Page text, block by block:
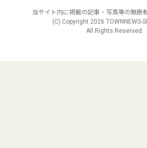
当サイト内に掲載の記事・写真等の無断
(C) Copyright 2026 TOWNNEWS-
All Rights Reserved.